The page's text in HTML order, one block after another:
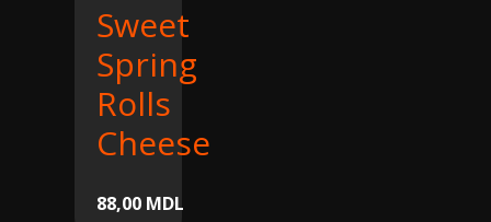
Sweet
Spring
Rolls
Cheese
88,00 MDL